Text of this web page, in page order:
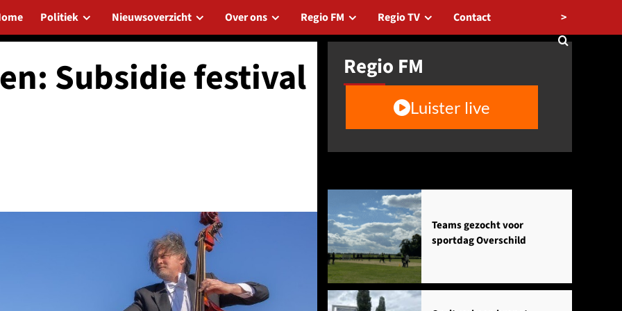
Politiek Nieuwsoverzicht Over ons Regio FM Regio TV Contact >
Subsidie festival
Regio FM
Luister live
Agenda
Teams gezocht voor
sportdag Overschild